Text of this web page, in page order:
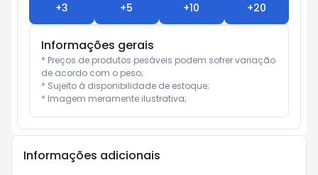
+3 +5 +10 +20
Informações gerais
* Preços de produtos pesáveis podem sofrer variação
de acordo com o peso;
* Sujeito à disponibilidade de estoque;
* Imagem meramente ilustrativa;
Informações adicionais